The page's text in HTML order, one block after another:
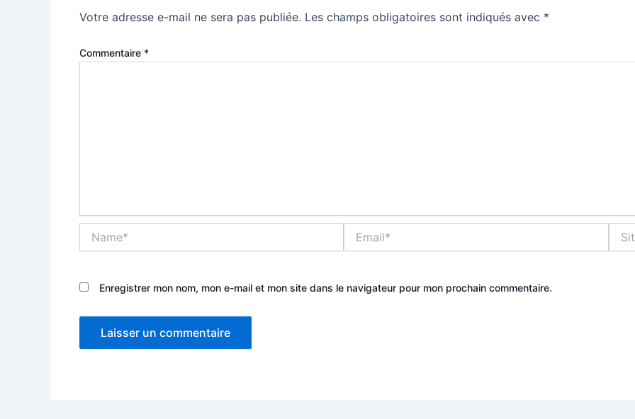
Votre adresse e-mail ne sera pas publiée. Les champs obligatoires sont indiqués avec *
Commentaire *
Enregistrer mon nom, mon e-mail et mon site dans le navigateur pour mon prochain commentaire.